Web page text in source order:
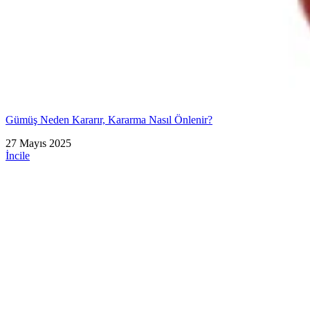
Gümüş Neden Kararır, Kararma Nasıl Önlenir?
27 Mayıs 2025
İncile